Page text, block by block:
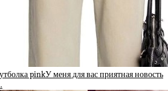
pinkУ меня для вас приятная новость